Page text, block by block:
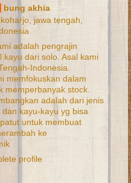
bung akhia
jawa tengah,
adalah pengrajin
kayu dari solo. Asal kami
Indonesia.
memfokuskan dalam
memperbanyak stock.
adalah dari jenis
dan kayu-kayu yg bisa
untuk membuat
ke
profile